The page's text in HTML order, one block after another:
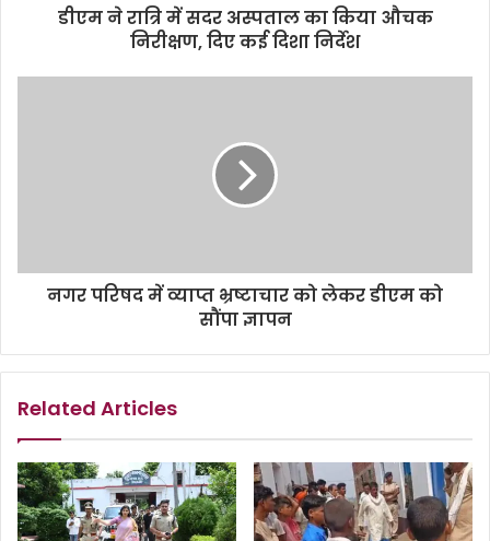
डीएम ने रात्रि में सदर अस्पताल का किया औचक
निरीक्षण, दिए कई दिशा निर्देश
नगर परिषद में व्याप्त भ्रष्टाचार को लेकर डीएम को
सौंपा ज्ञापन
Related Articles